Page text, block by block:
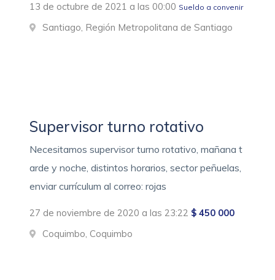
13 de octubre de 2021 a las 00:00 Sueldo a convenir
Santiago, Región Metropolitana de Santiago
Supervisor turno rotativo
Necesitamos supervisor turno rotativo, mañana t
arde y noche, distintos horarios, sector peñuelas,
enviar currículum al correo: rojas
27 de noviembre de 2020 a las 23:22 $ 450 000
Coquimbo, Coquimbo